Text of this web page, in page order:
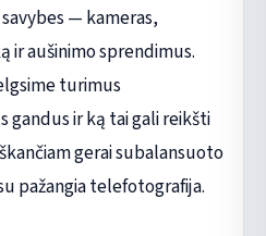
— kameras,
ir aušinimo sprendimus.
turimus
ir ką tai gali reikšti
gerai subalansuoto
pažangia telefotografija.